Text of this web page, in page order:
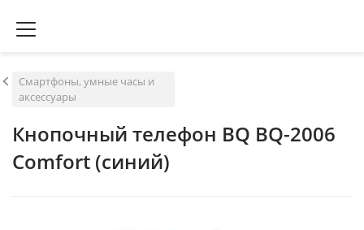
Смартфоны, умные часы и
аксессуары
Кнопочный телефон BQ BQ-2006
Comfort (синий)